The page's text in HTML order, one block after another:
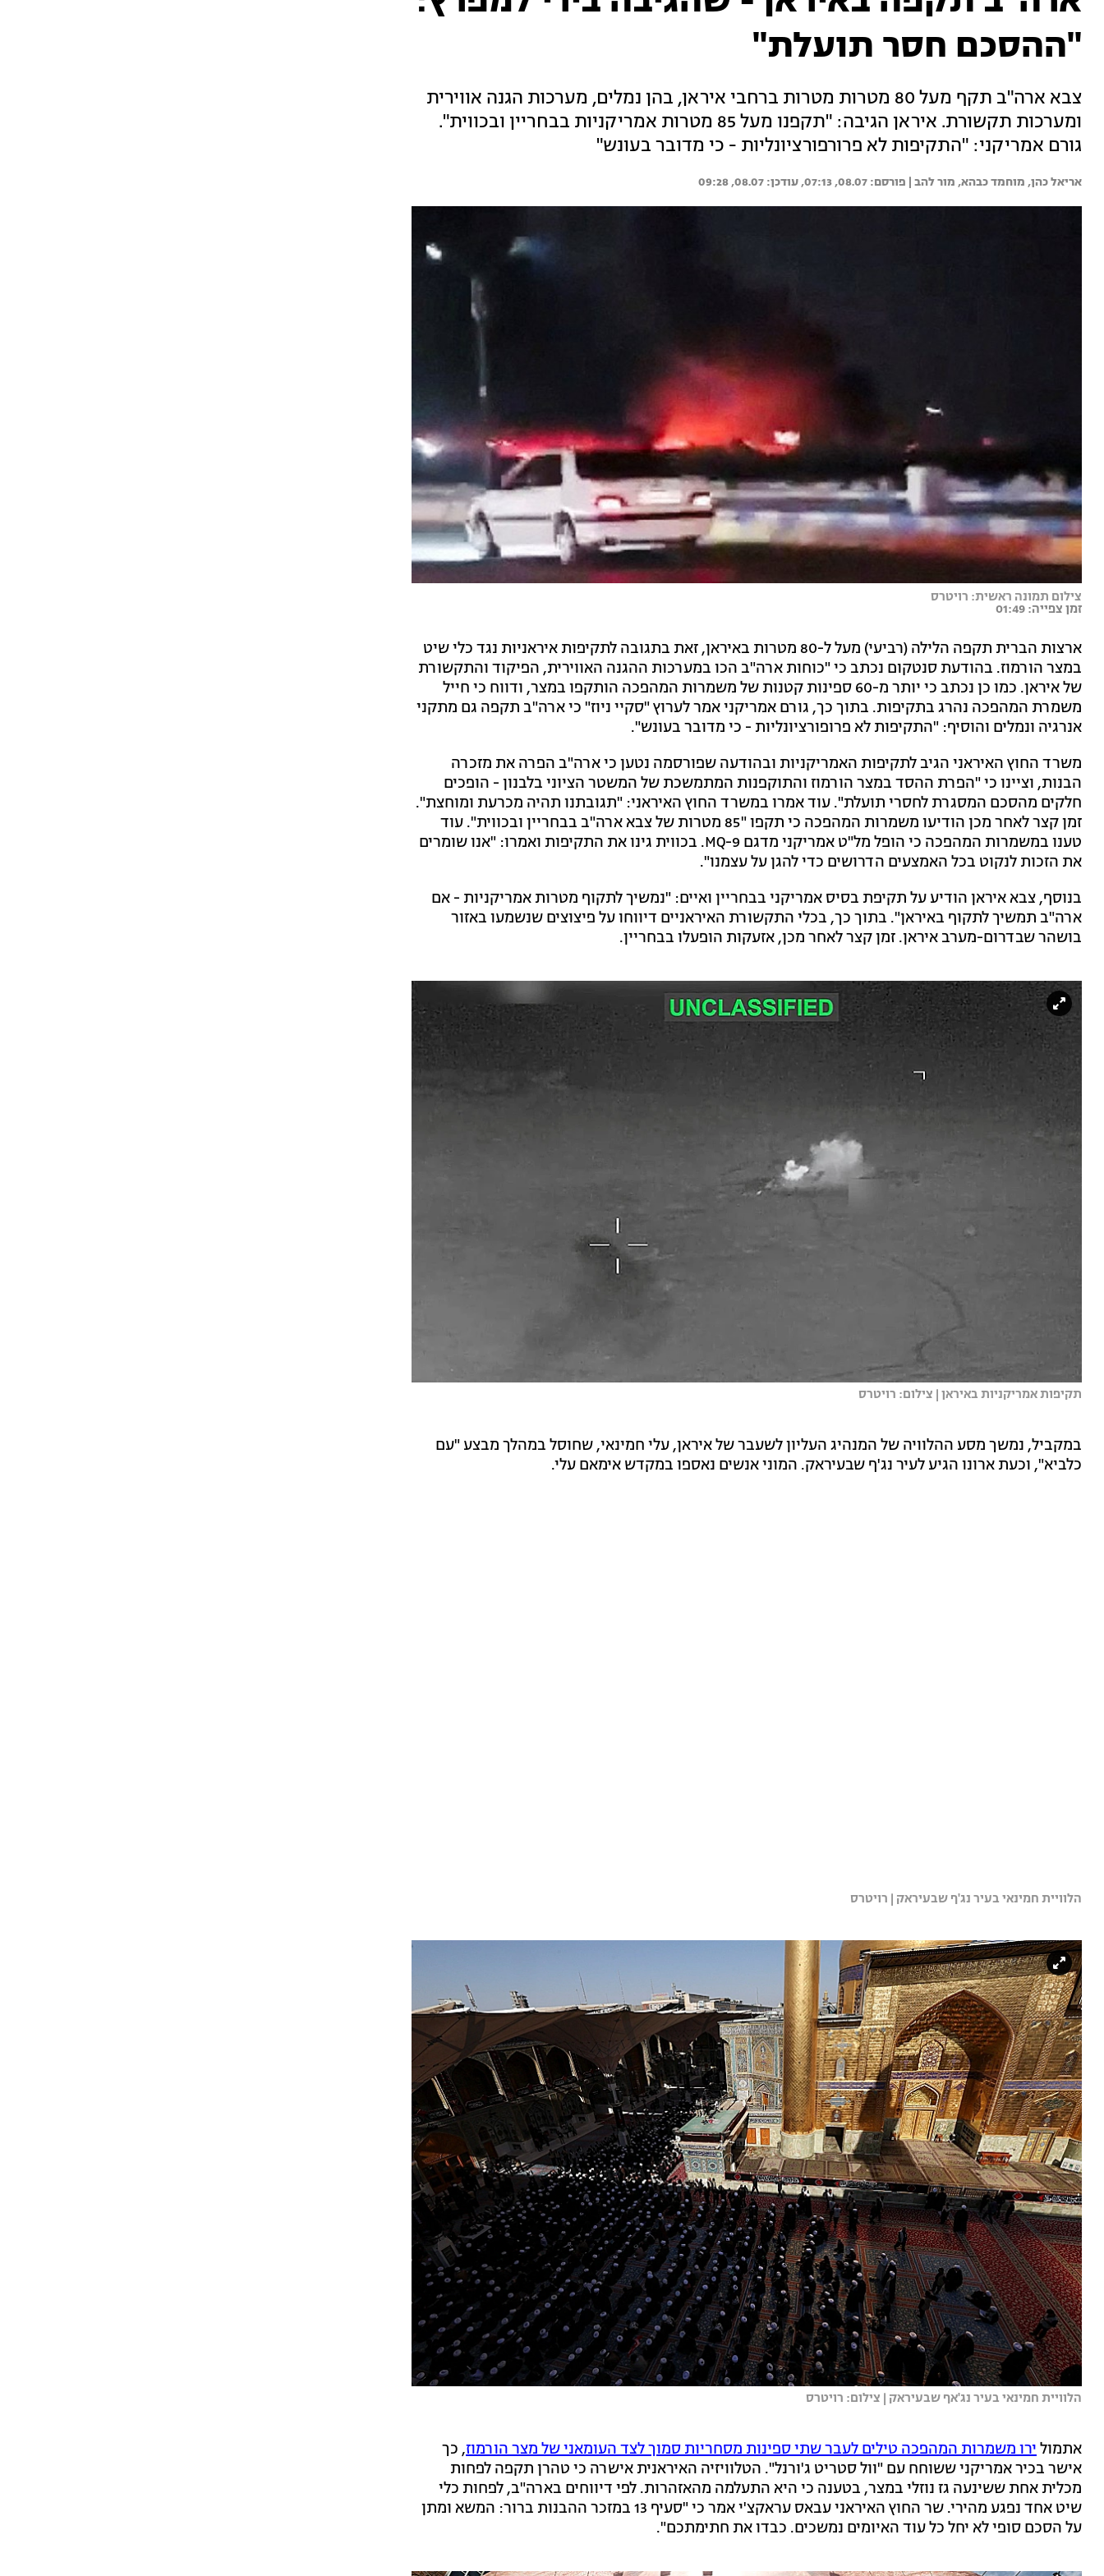
"ההסכם חסר תועלת"
צבא ארה"ב תקף מעל 80 מטרות מטרות ברחבי איראן, בהן נמלים, מערכות הגנה אווירית
ומערכות תקשורת. איראן הגיבה: "תקפנו מעל 85 מטרות אמריקניות בבחריין ובכווית".
גורם אמריקני: "התקיפות לא פרורפורציונליות - כי מדובר בעונש"
אריאל כהן, מוחמד כבהא, מור להב | 08.07, 07:13
08.07, 09:28
צילום תמונה ראשית: רויטרס
זמן צפייה: 01:49
ארצות הברית תקפה הלילה (רביעי) מעל ל-80 מטרות באיראן, זאת בתגובה לתקיפות איראניות נגד כלי שיט
במצר הורמוז. בהודעת סנטקום נכתב כי "כוחות ארה"ב הכו במערכות ההגנה האווירית, הפיקוד והתקשורת
של איראן. כמו כן נכתב כי יותר מ-60 ספינות קטנות של משמרות המהפכה הותקפו במצר, ודווח כי חייל
משמרת המהפכה נהרג בתקיפות. בתוך כך, גורם אמריקני אמר לערוץ "סקיי ניוז" כי ארה"ב תקפה גם מתקני
אנרגיה ונמלים והוסיף: "התקיפות לא פרופורציונליות - כי מדובר בעונש".
משרד החוץ האיראני הגיב לתקיפות האמריקניות ובהודעה שפורסמה נטען כי ארה"ב הפרה את מזכרה
הבנות, וציינו כי "הפרת ההסד במצר הורמוז והתוקפנות המתמשכת של המשטר הציוני בלבנון - הופכים
חלקים מהסכם המסגרת לחסרי תועלת". עוד אמרו במשרד החוץ האיראני: "תגובתנו תהיה מכרעת ומוחצת".
זמן קצר לאחר מכן הודיעו משמרות המהפכה כי תקפו "85 מטרות של צבא ארה"ב בבחריין ובכווית". עוד
טענו במשמרות המהפכה כי הופל מל"ט אמריקני מדגם MQ-9. בכווית גינו את התקיפות ואמרו: "אנו שומרים
את הזכות לנקוט בכל האמצעים הדרושים כדי להגן על עצמנו".
בנוסף, צבא איראן הודיע על תקיפת בסיס אמריקני בבחריין ואיים: "נמשיך לתקוף מטרות אמריקניות - אם
ארה"ב תמשיך לתקוף באיראן". בתוך כך, בכלי התקשורת האיראניים דיווחו על פיצוצים שנשמעו באזור
בושהר שבדרום-מערב איראן. זמן קצר לאחר מכן, אזעקות הופעלו בבחריין.
תקיפות אמריקניות באיראן | צילום: רויטרס
במקביל, נמשך מסע ההלוויה של המנהיג העליון לשעבר של איראן, עלי חמינאי, שחוסל במהלך מבצע "עם
כלביא", וכעת ארונו הגיע לעיר נג'ף שבעיראק. המוני אנשים נאספו במקדש אימאם עלי.
הלוויית חמינאי בעיר נג'ף שבעיראק | רויטרס
הלוויית חמינאי בעיר נג'אף שבעיראק | צילום: רויטרס
אתמולירו משמרות המהפכה טילים לעבר שתי ספינות מסחריות סמוך לצד העומאני של מצר הורמוז, כך
אישר בכיר אמריקני ששוחח עם "וול סטריט ג'ורנל". הטלוויזיה האיראנית אישרה כי טהרן תקפה לפחות
מכלית אחת ששינעה גז נוזלי במצר, בטענה כי היא התעלמה מהאזהרות. לפי דיווחים בארה"ב, לפחות כלי
שיט אחד נפגע מהירי. שר החוץ האיראני עבאס עראקצ'י אמר כי "סעיף 13 במזכר ההבנות ברור: המשא ומתן
על הסכם סופי לא יחל כל עוד האיומים נמשכים. כבדו את חתימתכם".